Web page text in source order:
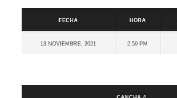
Fecha
Hora
13 noviembre, 2021 2:50 pm